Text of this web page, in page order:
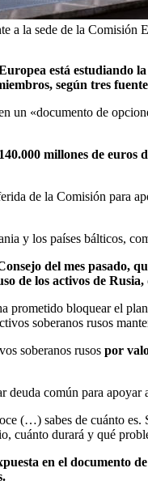
a la sede de la Comisión
está estudiando
según tres
un «documento de
millones de euros
de la Comisión para
y los países bálticos,
del mes pasado,
de los activos de
prometido bloquear el
soberanos rusos
soberanos rusos por
deuda común para apoyar
(…) sabes de cuánto
cuánto durará y qué
en el documento